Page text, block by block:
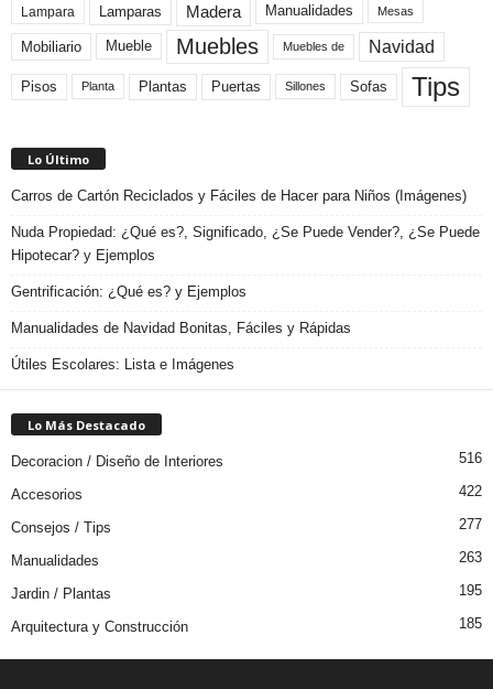
Lampara Lamparas Madera Manualidades Mesas
Mobiliario Mueble Muebles Muebles de Navidad
Pisos Planta Plantas Puertas Sillones Sofas Tips
Lo Último
Carros de Cartón Reciclados y Fáciles de Hacer para Niños (Imágenes)
Nuda Propiedad: ¿Qué es?, Significado, ¿Se Puede Vender?, ¿Se Puede
Hipotecar? y Ejemplos
Gentrificación: ¿Qué es? y Ejemplos
Manualidades de Navidad Bonitas, Fáciles y Rápidas
Útiles Escolares: Lista e Imágenes
Lo Más Destacado
Decoracion / Diseño de Interiores 516
Accesorios 422
Consejos / Tips 277
Manualidades 263
Jardin / Plantas 195
Arquitectura y Construcción 185